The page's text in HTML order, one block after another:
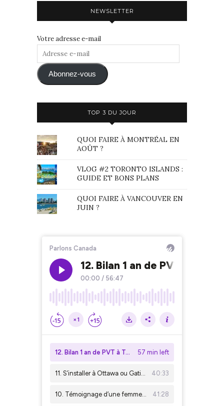
NEWSLETTER
Votre adresse e-mail
Adresse
mail Abonnez-vous
TOP 3 DU JOUR
QUOI FAIRE À MONTRÉAL EN
AOÛT ?
VLOG #2 TORONTO ISLANDS :
GUIDE ET BONS PLANS
QUOI FAIRE À VANCOUVER EN
JUIN ?